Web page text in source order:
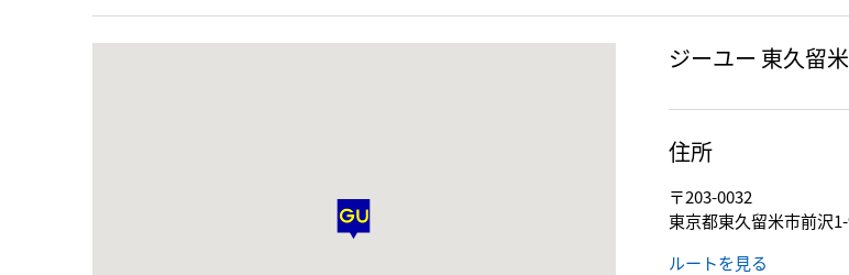
ジーユー 東久留
住所
〒203-0032
東京都東久留米市前沢
ルートを見る